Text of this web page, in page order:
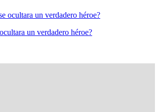
un verdadero héroe?